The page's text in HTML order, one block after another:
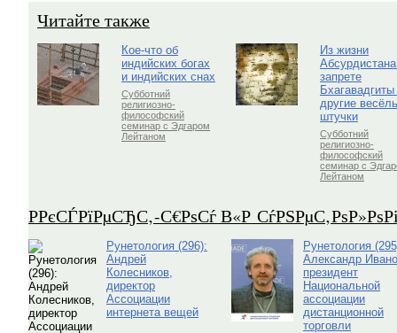
Читайте также
Кое-что об
индийских богах
и индийских снах
Субботний
религиозно-
философский
семинар с Эдгаром
Лейтаном
Из жизни
запрете
Бхагавадгиты
другие
штучки
Субботний
религиозно-
философский
семинар с
Лейтаном
Р­РєСЃРїРµСЂС‚-С€РѕСѓ В«Р
Рунетология (296):
Андрей
Колесников,
директор
Ассоциации
интернета вещей
Рунетология
Александр
президент
Национальной
ассоциации
дистанционной
торговли